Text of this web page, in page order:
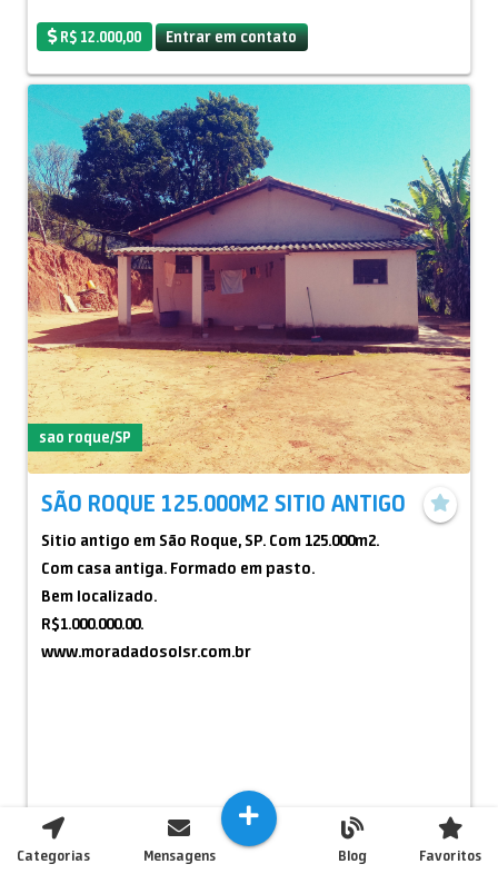
R$ 12.000,00 Entrar em contato
sao roque/SP
SÃO ROQUE 125.000M2 SITIO ANTIGO
Sitio antigo em São Roque, SP. Com 125.000m2.
Com casa antiga. Formado em pasto.
Bem localizado.
R$1.000.000.00.
www.moradadosolsr.com.br
Entrar em contato
Categorias Mensagens Blog Favoritos